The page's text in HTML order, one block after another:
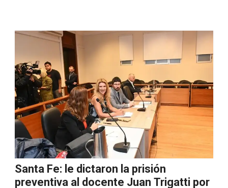
Santa Fe: le dictaron la prisión
preventiva al docente Juan Trigatti por